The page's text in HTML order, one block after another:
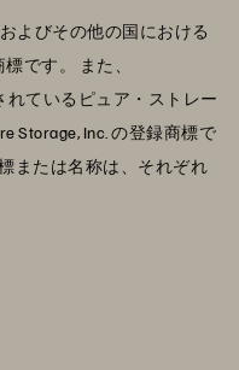
よびその他の国における
です。 また、
れているピュア・ストレー
Storage, Inc. の登録商標で
または名称は、それぞれ